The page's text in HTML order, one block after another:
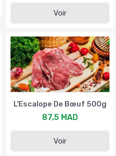
Voir
L'Escalope De Bœuf 500g
87,5 MAD
Voir